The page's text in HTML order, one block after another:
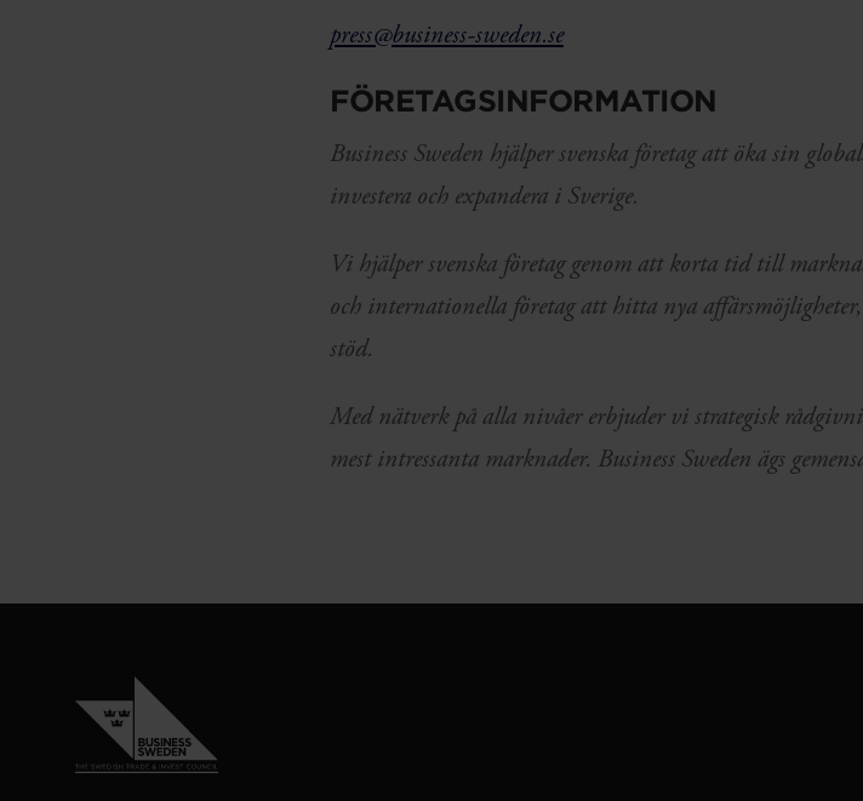
press@business-sweden.se
FÖRETAGSINFORMATION
Business Sweden hjälper svenska företag att öka sin
investera och expandera i Sverige.
Vi hjälper svenska företag genom att korta tid till
och internationella företag att hitta nya
stöd.
Med nätverk på alla nivåer erbjuder vi strategisk
mest intressanta marknader. Business Sweden ägs